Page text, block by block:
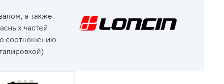
а также
частей
соотношению